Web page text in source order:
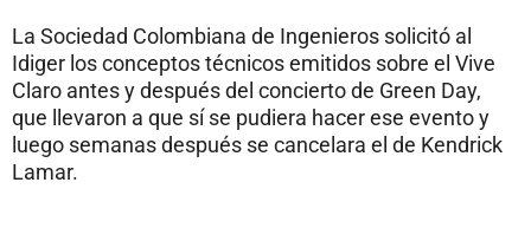
La Sociedad Colombiana de Ingenieros solicitó al
Idiger los conceptos técnicos emitidos sobre el Vive
Claro antes y después del concierto de Green Day,
que llevaron a que sí se pudiera hacer ese evento y
luego semanas después se cancelara el de Kendrick
Lamar.